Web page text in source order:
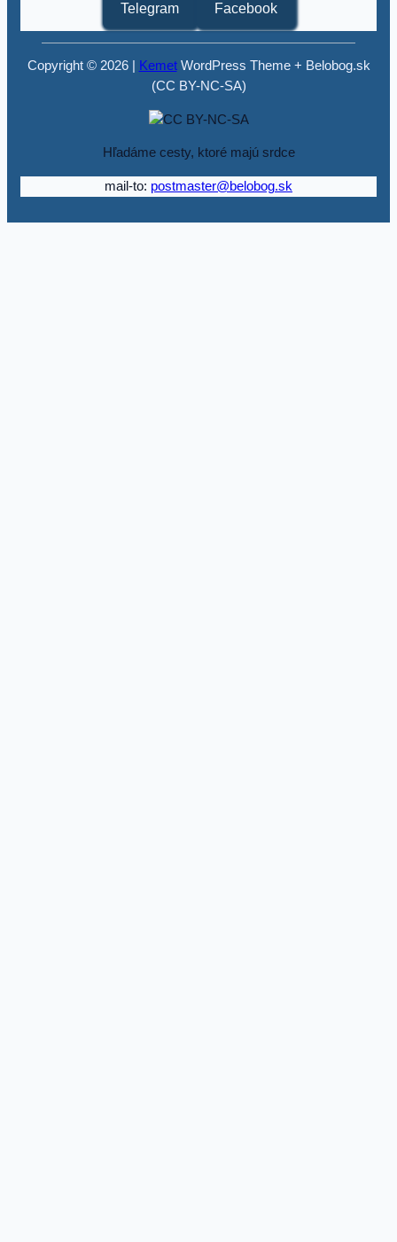
Telegram Facebook
Copyright © 2026 | KemetWordPress Theme + Belobog.sk
(CC BY-NC-SA)
Hľadáme cesty, ktoré majú srdce
mail-to: postmaster@belobog.sk